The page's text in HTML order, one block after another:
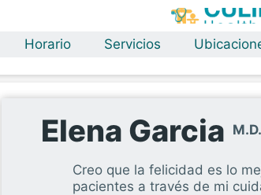
Horario Servicios
Elena Garcia M.D.
Creo que la felicidad es lo
pacientes a través de mi